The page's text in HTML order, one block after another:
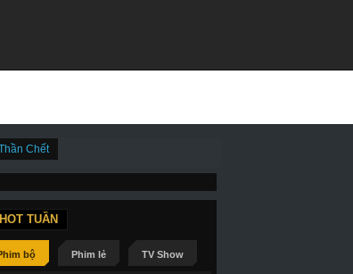
Chết
TUẦN
bộ Phim lẻ TV Show